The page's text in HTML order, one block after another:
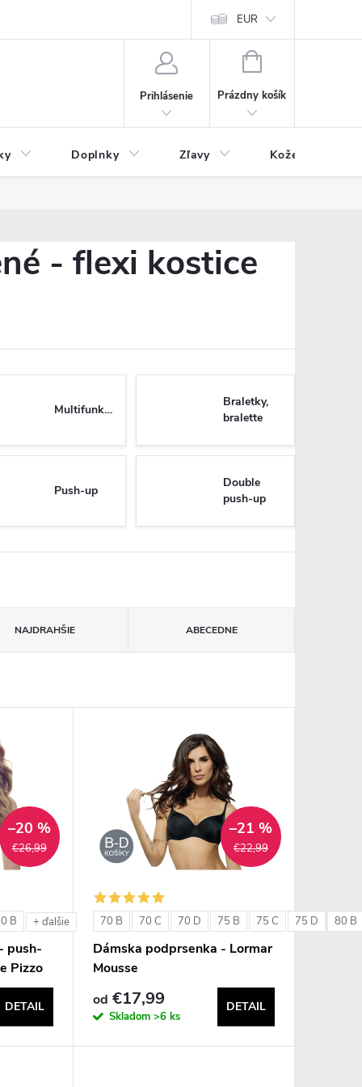
EUR
Prihlásenie
NÁKUPNÝ
Prázdny košík
Doplnky Zľavy Kožený tovar
- flexi kostice
Multifunkčné
Braletky,
bralette
Push-up
Double
push-up
NAJDRAHŠIE ABECEDNE
€26,99
–20 %
B + ďalšie
push-
Pizzo
DETAIL
€22,99
–21 %
70 B 70 C 70 D 75 B 75 C 75 D 80 B
Dámska podprsenka - Lormar
Mousse
od €17,99
Skladom >6 ks
DETAIL